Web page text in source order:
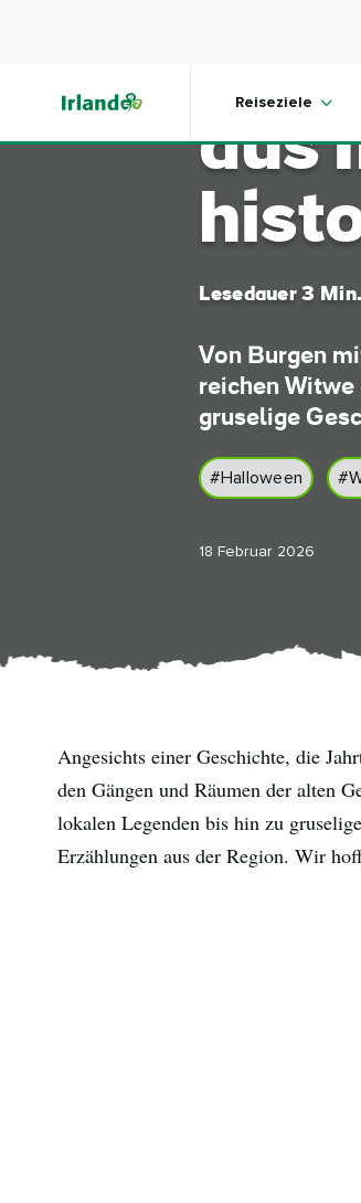
Reiseziele
4
aus
Lesedauer 3 Min.
Von Burgen
reichen
gruselige
#Halloween
18 Februar 2026
Angesichts einer Geschichte, die
den Gängen und Räumen der alten
lokalen Legenden bis hin zu
Erzählungen aus der Region. Wir